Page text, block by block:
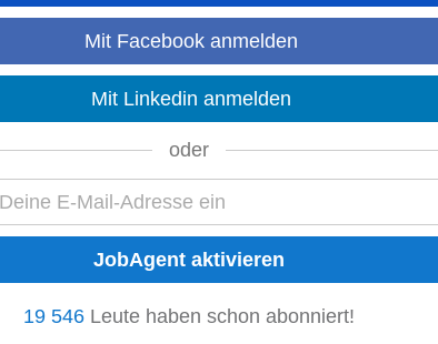
•Abgeschlossene Ausbildungim Metall- oder
UNTERKUNFT)
• Gepflegtes Auftreten & Hygienebewusstsein • Erfahrung im
von Vorteil • Abwicklung eigener Stationen im ala...
(FH/HTL) bzw. abgeschlossene, fachspezifische
mit S7. • Einschlägige...
Mit Facebook anmelden
Mit Linkedin anmelden
oder
19 546 Leute haben schon abonniert!